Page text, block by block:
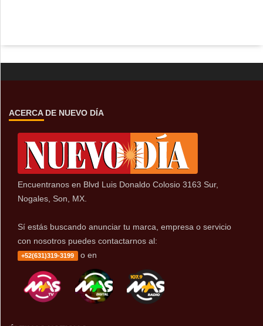
ACERCA DE NUEVO DÍA
Encuentranos en Blvd Luis Donaldo Colosio 3163 Sur,
Nogales, Son, MX.
Sí estás buscando anunciar tu marca, empresa o servicio
con nosotros puedes contactarnos al:
+52(631)319-3199 o en